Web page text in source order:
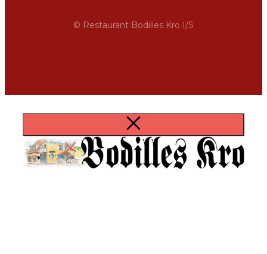
© Restaurant Bodilles Kro I/S